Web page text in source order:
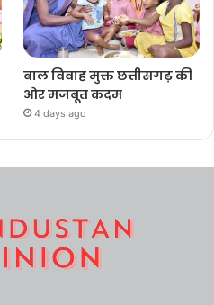
बाल विवाह मुक्त छत्तीसगढ़ की
ओर मजबूत कदम
4 days ago